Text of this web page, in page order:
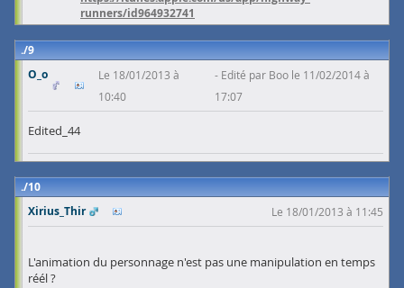
runners/id964932741
9
O_o
Le 18/01/2013 à
10:40
Edité par Boo le 11/02/2014 à
17:07
Edited_44
10
Xirius_Thir
Le 18/01/2013 à 11:45
L'animation du personnage n'est pas une manipulation en temps
réél ?